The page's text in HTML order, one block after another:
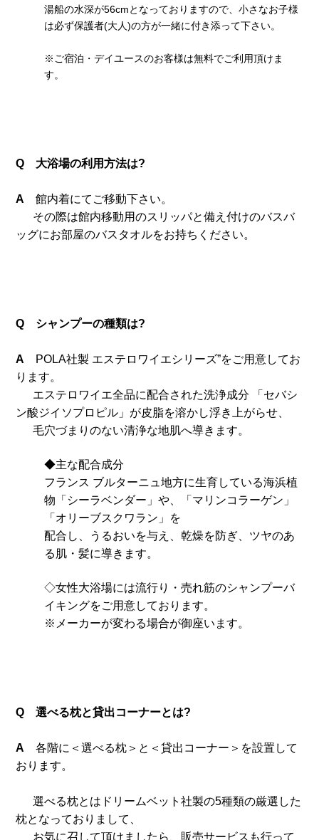
湯船の水深が56cmとなっておりますので、小さなお子様
は必ず保護者(大人)の方が一緒に付き添って下さい。
※ご宿泊・デイユースのお客様は無料でご利用頂けま
す。
Q 大浴場の利用方法は?
A 館内着にてご移動下さい。
その際は館内移動用のスリッパと備え付けのバスバ
ッグにお部屋のバスタオルをお持ちください。
Q シャンプーの種類は?
A POLA社製 エステロワイエシリーズ”をご用意してお
ります。
エステロワイエ全品に配合された洗浄成分 「セバシ
ン酸ジイソプロピル」が皮脂を溶かし浮き上がらせ、
毛穴づまりのない清浄な地肌へ導きます。
◆主な配合成分
フランス ブルターニュ地方に生育している海浜植
物「シーラベンダー」や、「マリンコラーゲン」
「オリーブスクワラン」を
配合し、うるおいを与え、乾燥を防ぎ、ツヤのあ
る肌・髪に導きます。
◇女性大浴場には流行り・売れ筋のシャンプーバ
イキングをご用意しております。
※メーカーが変わる場合が御座います。
Q 選べる枕と貸出コーナーとは?
A 各階に＜選べる枕＞と＜貸出コーナー＞を設置して
おります。
選べる枕とはドリームベット社製の5種類の厳選した
枕となっておりまして、
お気に召して頂けましたら、販売サービスも行って